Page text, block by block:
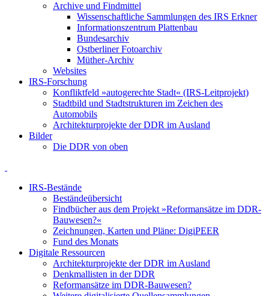
Archive und Findmittel
Wissenschaftliche Sammlungen des IRS Erkner
Informationszentrum Plattenbau
Bundesarchiv
Ostberliner Fotoarchiv
Müther-Archiv
Websites
IRS-Forschung
Konfliktfeld »autogerechte Stadt« (IRS-Leitprojekt)
Stadtbild und Stadtstrukturen im Zeichen des
Automobils
Architekturprojekte der DDR im Ausland
Bilder
Die DDR von oben
IRS-Bestände
Beständeübersicht
Findbücher aus dem Projekt »Reformansätze im DDR-
Bauwesen?«
Zeichnungen, Karten und Pläne: DigiPEER
Fund des Monats
Digitale Ressourcen
Architekturprojekte der DDR im Ausland
Denkmallisten in der DDR
Reformansätze im DDR-Bauwesen?